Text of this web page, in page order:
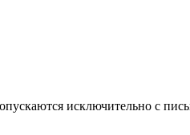
исключительно с